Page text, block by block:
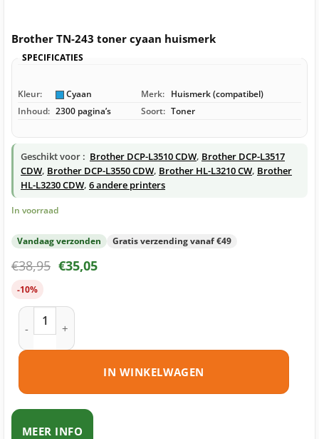
Brother TN-243 toner cyaan huismerk
SPECIFICATIES
Kleur: Cyaan Merk: Huismerk (compatibel)
Inhoud: 2300 pagina’s Soort: Toner
Geschikt voor : Brother DCP-L3510 CDW, Brother DCP-L3517
CDW, Brother DCP-L3550 CDW, Brother HL-L3210 CW, Brother
HL-L3230 CDW, 6 andere printers
In voorraad
Vandaag verzonden Gratis verzending vanaf €49
€38,95 €35,05
-10%
Brother TN-243 toner cyaan huismerk aantal
IN WINKELWAGEN
MEER INFO